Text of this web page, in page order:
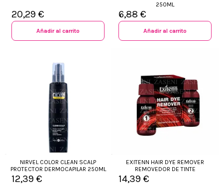
20,29 €
Añadir al carrito
250ML
6,88 €
Añadir al carrito
NIRVEL COLOR CLEAN SCALP
PROTECTOR DERMOCAPILAR 250ML
12,39 €
EXITENN HAIR DYE REMOVER
REMOVEDOR DE TINTE
14,39 €